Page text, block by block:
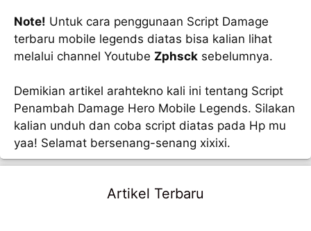
Note! Untuk cara penggunaan Script Damage
terbaru mobile legends diatas bisa kalian lihat
melalui channel Youtube Zphsck sebelumnya.
Demikian artikel arahtekno kali ini tentang Script
Penambah Damage Hero Mobile Legends. Silakan
kalian unduh dan coba script diatas pada Hp mu
yaa! Selamat bersenang-senang xixixi.
Artikel Terbaru